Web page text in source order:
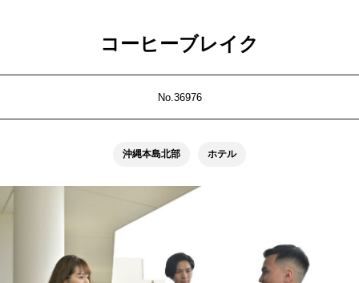
コーヒーブレイク
No.36976
沖縄本島北部 ホテル